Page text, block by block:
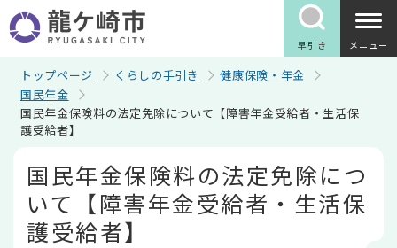
の
ペ
早引き メニュー
トップページ くらしの手引き
健康保険・年金
国民年金
国民年金保険料の法定免除について【障害年金受給者・生活保
護受給者】
国民年金保険料の法定免除につ
いて【障害年金受給者・生活保
護受給者】